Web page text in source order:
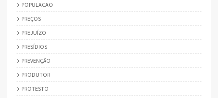
POPULACAO
PREÇOS
PREJUÍZO
PRESÍDIOS
PREVENÇÃO
PRODUTOR
PROTESTO